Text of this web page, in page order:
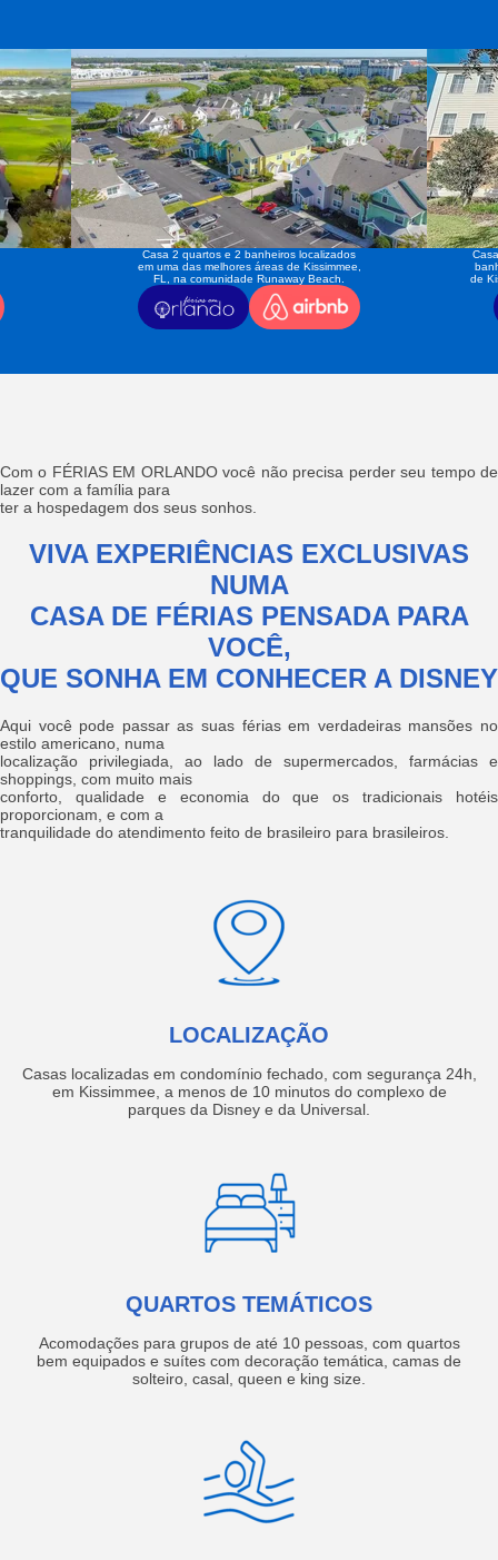
Casa 2 quartos e 2 banheiros localizados
em uma das melhores áreas de Kissimmee,
FL, na comunidade Runaway Beach.
de
Com o FÉRIAS EM ORLANDO você não precisa perder seu tempo de
lazer com a família para
ter a hospedagem dos seus sonhos.
VIVA EXPERIÊNCIAS EXCLUSIVAS
NUMA
CASA DE FÉRIAS PENSADA PARA
VOCÊ,
QUE SONHA EM CONHECER A DISNEY
Aqui você pode passar as suas férias em verdadeiras mansões no
estilo americano, numa
localização privilegiada, ao lado de supermercados, farmácias e
shoppings, com muito mais
conforto, qualidade e economia do que os tradicionais hotéis
proporcionam, e com a
tranquilidade do atendimento feito de brasileiro para brasileiros.
LOCALIZAÇÃO
Casas localizadas em condomínio fechado, com segurança 24h,
em Kissimmee, a menos de 10 minutos do complexo de
parques da Disney e da Universal.
QUARTOS TEMÁTICOS
Acomodações para grupos de até 10 pessoas, com quartos
bem equipados e suítes com decoração temática, camas de
solteiro, casal, queen e king size.